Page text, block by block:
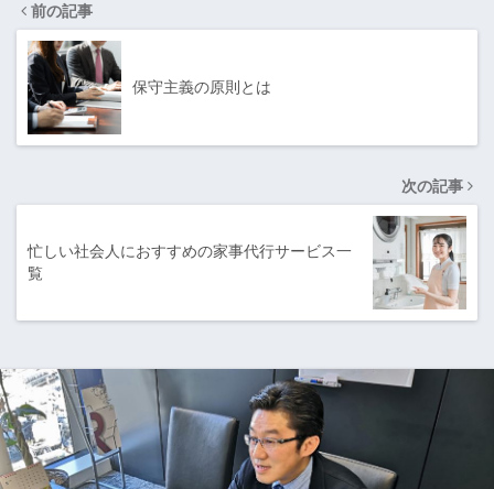
前の記事
保守主義の原則とは
次の記事
忙しい社会人におすすめの家事代行サービス一
覧